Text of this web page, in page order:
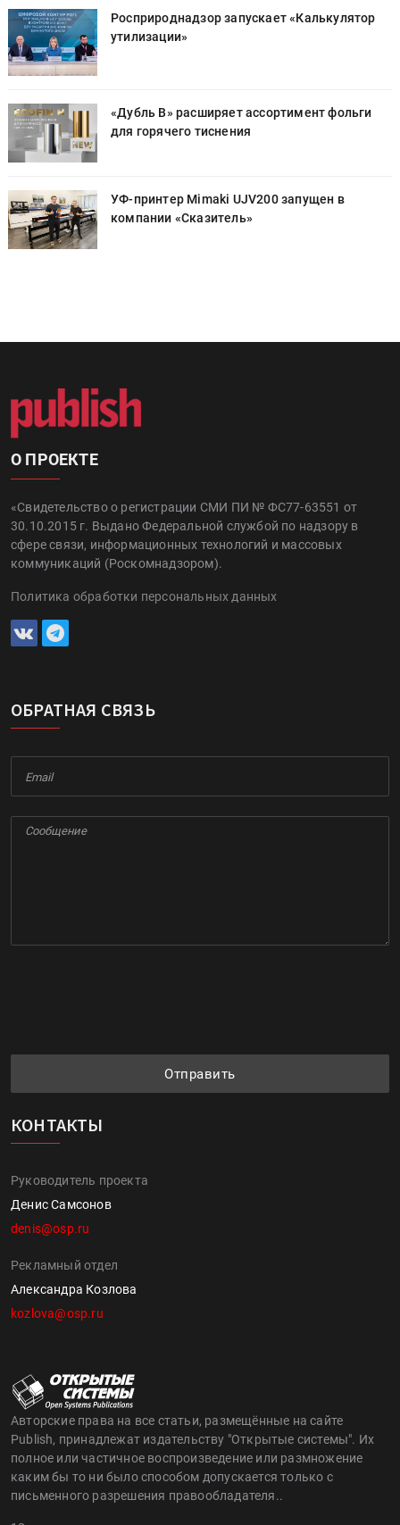
Росприроднадзор запускает «Калькулятор
утилизации»
«Дубль В» расширяет ассортимент фольги
для горячего тиснения
УФ-принтер Mimaki UJV200 запущен в
компании «Сказитель»
О ПРОЕКТЕ
«Свидетельство о регистрации СМИ ПИ № ФС77-63551 от
30.10.2015 г. Выдано Федеральной службой по надзору в
сфере связи, информационных технологий и массовых
коммуникаций (Роскомнадзором).
Политика обработки персональных данных
ОБРАТНАЯ СВЯЗЬ
Отправить
КОНТАКТЫ
Руководитель проекта
Денис Самсонов
denis@osp.ru
Рекламный отдел
Александра Козлова
kozlova@osp.ru
Авторские права на все статьи, размещённые на сайте
Publish, принадлежат издательству "Открытые системы". Их
полное или частичное воспроизведение или размножение
каким бы то ни было способом допускается только с
письменного разрешения правообладателя..